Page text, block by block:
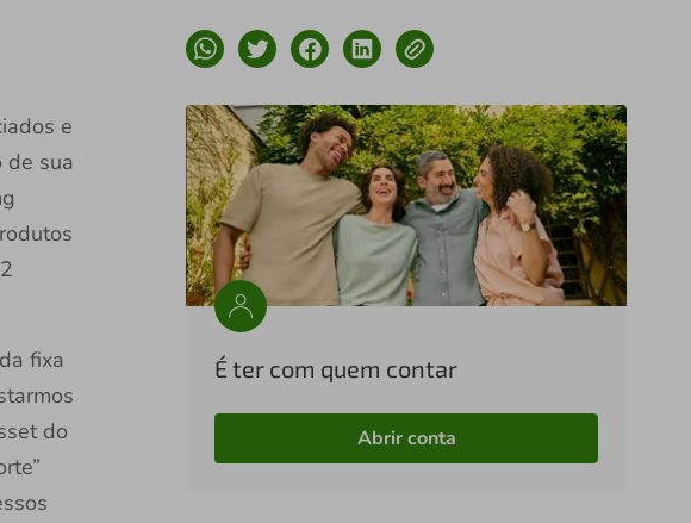
e
de sua
fixa
do
É ter com quem contar
Abrir conta